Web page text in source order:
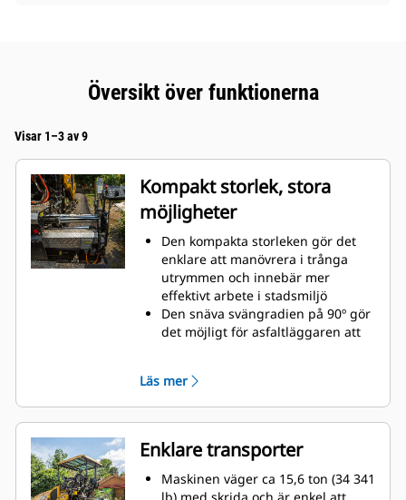
Översikt över funktionerna
Visar 1–3 av 9
Kompakt storlek, stora
möjligheter
Den kompakta storleken gör det
enklare att manövrera i trånga
utrymmen och innebär mer
effektivt arbete i stadsmiljö
Den snäva svängradien på 90º gör
det möjligt för asfaltläggaren att
Standardbredd för asfaltläggning
med SE47 VT-skriden är 2,4–4,7 m
(7 fot 10 tum – 15 fot 4 tum) med
en största bredd på 6,0 m (19 fot 8
tum)
Beläggningsdjup på upp till 300
mm (12 tum) möjliggör
Läs mer
Enklare transporter
Maskinen väger ca 15,6 ton (34 341